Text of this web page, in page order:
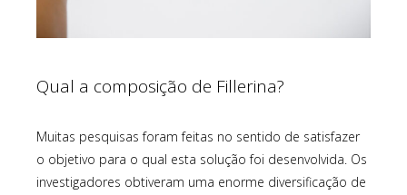
Qual a composição de Fillerina?
Muitas pesquisas foram feitas no sentido de satisfazer
o objetivo para o qual esta solução foi desenvolvida. Os
investigadores obtiveram uma enorme diversificação de